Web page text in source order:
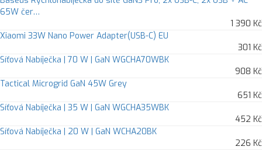
65W čer…
1 390 Kč
Xiaomi 33W Nano Power Adapter(USB-C) EU
301 Kč
Síťová Nabíječka | 70 W | GaN WGCHA70WBK
908 Kč
Tactical Microgrid GaN 45W Grey
651 Kč
Síťová Nabíječka | 35 W | GaN WGCHA35WBK
452 Kč
Síťová Nabíječka | 20 W | GaN WCHA20BK
226 Kč